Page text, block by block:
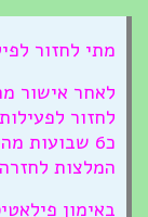
מתי לחזור
לאחר אישור
לחזור
כ6 שבועות
המלצות לחזרה
באימון